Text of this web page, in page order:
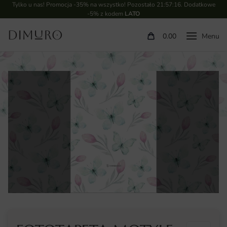
Tylko u nas! Promocja -35% na wszystko! Pozostało 21:57:16. Dodatkowe
-5% z kodem LATO
0.00